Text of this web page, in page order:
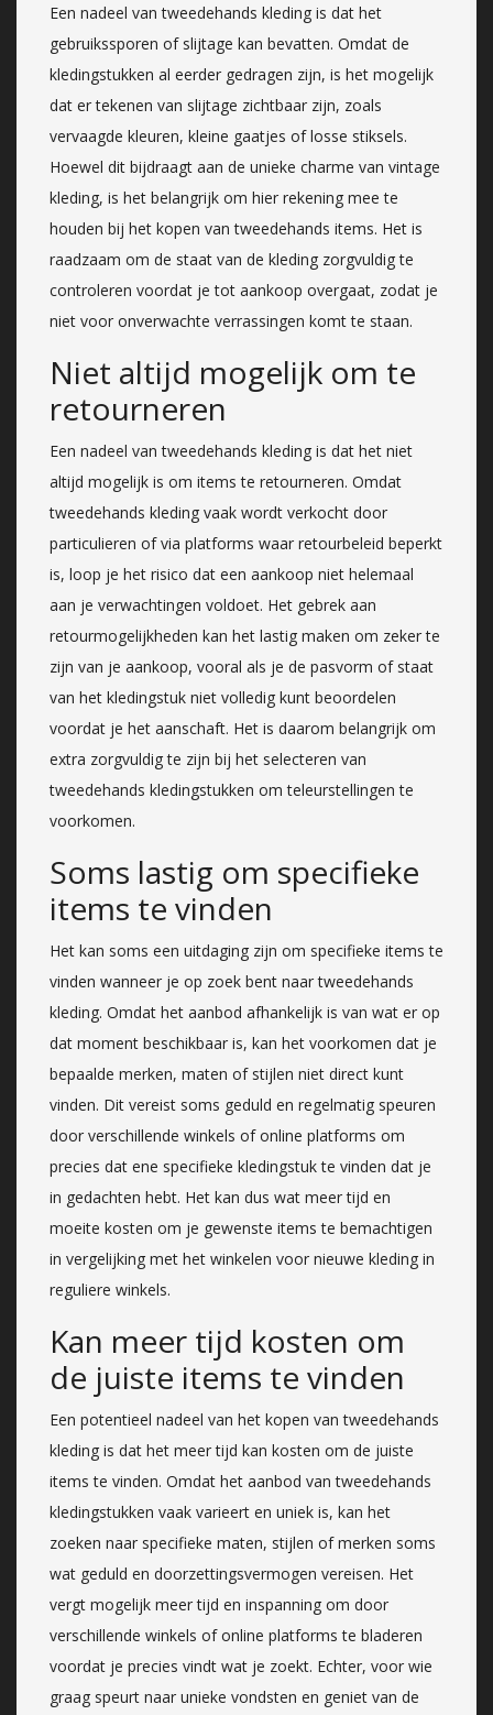
Een nadeel van tweedehands kleding is dat het
gebruikssporen of slijtage kan bevatten. Omdat de
kledingstukken al eerder gedragen zijn, is het mogelijk
dat er tekenen van slijtage zichtbaar zijn, zoals
vervaagde kleuren, kleine gaatjes of losse stiksels.
Hoewel dit bijdraagt aan de unieke charme van vintage
kleding, is het belangrijk om hier rekening mee te
houden bij het kopen van tweedehands items. Het is
raadzaam om de staat van de kleding zorgvuldig te
controleren voordat je tot aankoop overgaat, zodat je
niet voor onverwachte verrassingen komt te staan.
Niet altijd mogelijk om te
retourneren
Een nadeel van tweedehands kleding is dat het niet
altijd mogelijk is om items te retourneren. Omdat
tweedehands kleding vaak wordt verkocht door
particulieren of via platforms waar retourbeleid beperkt
is, loop je het risico dat een aankoop niet helemaal
aan je verwachtingen voldoet. Het gebrek aan
retourmogelijkheden kan het lastig maken om zeker te
zijn van je aankoop, vooral als je de pasvorm of staat
van het kledingstuk niet volledig kunt beoordelen
voordat je het aanschaft. Het is daarom belangrijk om
extra zorgvuldig te zijn bij het selecteren van
tweedehands kledingstukken om teleurstellingen te
voorkomen.
Soms lastig om specifieke
items te vinden
Het kan soms een uitdaging zijn om specifieke items te
vinden wanneer je op zoek bent naar tweedehands
kleding. Omdat het aanbod afhankelijk is van wat er op
dat moment beschikbaar is, kan het voorkomen dat je
bepaalde merken, maten of stijlen niet direct kunt
vinden. Dit vereist soms geduld en regelmatig speuren
door verschillende winkels of online platforms om
precies dat ene specifieke kledingstuk te vinden dat je
in gedachten hebt. Het kan dus wat meer tijd en
moeite kosten om je gewenste items te bemachtigen
in vergelijking met het winkelen voor nieuwe kleding in
reguliere winkels.
Kan meer tijd kosten om
de juiste items te vinden
Een potentieel nadeel van het kopen van tweedehands
kleding is dat het meer tijd kan kosten om de juiste
items te vinden. Omdat het aanbod van tweedehands
kledingstukken vaak varieert en uniek is, kan het
zoeken naar specifieke maten, stijlen of merken soms
wat geduld en doorzettingsvermogen vereisen. Het
vergt mogelijk meer tijd en inspanning om door
verschillende winkels of online platforms te bladeren
voordat je precies vindt wat je zoekt. Echter, voor wie
graag speurt naar unieke vondsten en geniet van de